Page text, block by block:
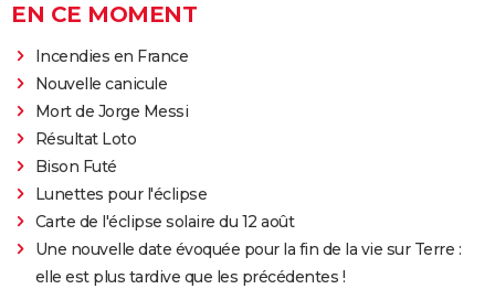
EN CE MOMENT
Incendies en France
Nouvelle canicule
Mort de Jorge Messi
Résultat Loto
Bison Futé
Lunettes pour l'éclipse
Carte de l'éclipse solaire du 12 août
Une nouvelle date évoquée pour la fin de la vie sur Terre :
elle est plus tardive que les précédentes !